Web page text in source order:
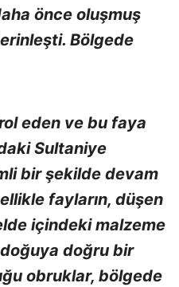
önce oluşmuş
Bölgede
eden ve bu faya
Sultaniye
bir şekilde devam
fayların, düşen
içindeki malzeme
doğuya doğru bir
obruklar, bölgede